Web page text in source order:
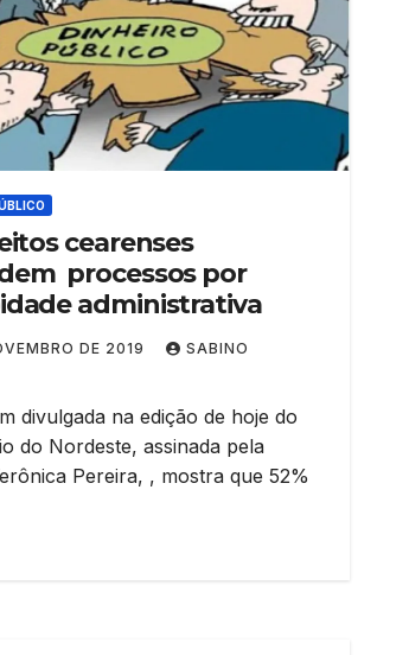
cearenses
processos por
administrativa
DE 2019
SABINO
divulgada na edição de hoje do
do Nordeste, assinada pela
Pereira, , mostra que 52%